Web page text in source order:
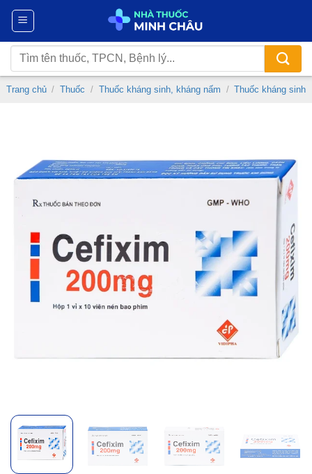
Chuyển
nội
dung
Tìm
kiếm:
Trang chủ / Thuốc / Thuốc kháng sinh, kháng nấm / Thuốc kháng sinh